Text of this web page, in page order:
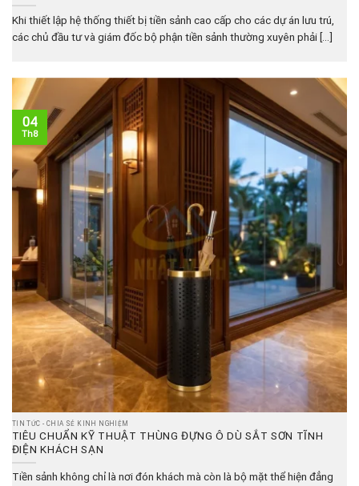
Khi thiết lập hệ thống thiết bị tiền sảnh cao cấp cho các dự án lưu trú,
các chủ đầu tư và giám đốc bộ phận tiền sảnh thường xuyên phải [...]
TIN TỨC - CHIA SẺ KINH NGHIỆM
TIÊU CHUẨN KỸ THUẬT THÙNG ĐỰNG Ô DÙ SẮT SƠN TĨNH
ĐIỆN KHÁCH SẠN
Tiền sảnh không chỉ là nơi đón khách mà còn là bộ mặt thể hiện đẳng
04
Th8